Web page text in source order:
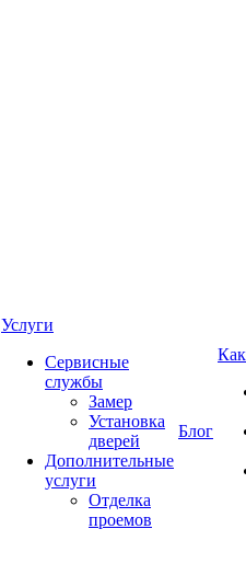
Услуги
Сервисные
службы
Замер
Установка
дверей
Дополнительные
услуги
Отделка
проемов
Блог